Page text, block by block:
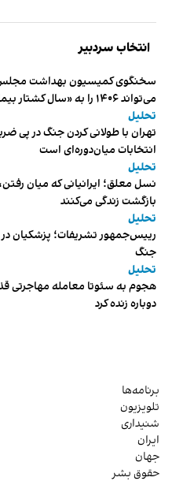
انتخاب سردبیر
سخنگوی کمیسیون بهداشت
می‌تواند ۱۴۰۶ را به «سال کشتار بیماران» تبدیل کند
تحلیل
تهران با طولانی کردن جنگ در پی
انتخابات میان‌دوره‌ای است
تحلیل
نسل معلق؛ ایرانیانی که میان
بازگشت زندگی می‌کنند
تحلیل
رییس‌جمهور تشریفات؛ پزشکیان
جنگ
تحلیل
هجوم به سئوتا معامله مهاجرتی
دوباره زنده کرد
برنامه‌ها
تلویزیون
شنیداری
ایران
جهان
حقوق بشر